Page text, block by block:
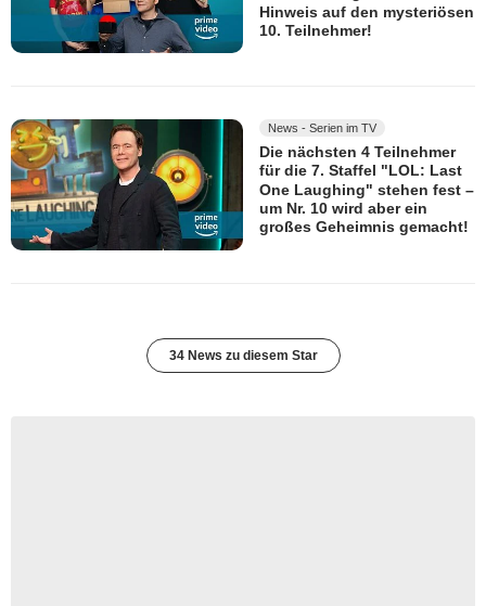
Hinweis auf den mysteriösen
10. Teilnehmer!
News - Serien im TV
Die nächsten 4 Teilnehmer
für die 7. Staffel "LOL: Last
One Laughing" stehen fest –
um Nr. 10 wird aber ein
großes Geheimnis gemacht!
34 News zu diesem Star